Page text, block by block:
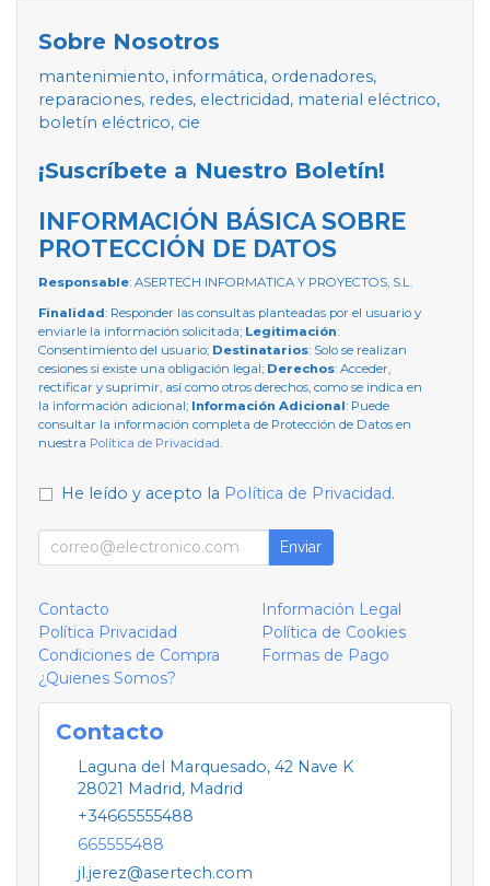
Sobre Nosotros
mantenimiento, informática, ordenadores,
reparaciones, redes, electricidad, material eléctrico,
boletín eléctrico, cie
¡Suscríbete a Nuestro Boletín!
INFORMACIÓN BÁSICA SOBRE
PROTECCIÓN DE DATOS
Responsable: ASERTECH INFORMATICA Y PROYECTOS, S.L.
Finalidad: Responder las consultas planteadas por el usuario y
enviarle la información solicitada; Legitimación:
Consentimiento del usuario; Destinatarios: Solo se realizan
cesiones si existe una obligación legal; Derechos: Acceder,
rectificar y suprimir, así como otros derechos, como se indica en
la información adicional; Información Adicional: Puede
consultar la información completa de Protección de Datos en
nuestra Política de Privacidad.
He leído y acepto la Política de Privacidad.
Enviar
Contacto
Información Legal
Política Privacidad
Política de Cookies
Condiciones de Compra
Formas de Pago
¿Quienes Somos?
Contacto
Laguna del Marquesado, 42 Nave K
28021 Madrid, Madrid
+34665555488
665555488
jl.jerez@asertech.com